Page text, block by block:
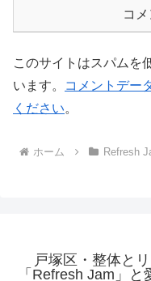
コ
このサイトはスパムを
います。
コメントデー
ください。
ホーム Refresh
戸塚区・整体と
「Refresh Jam」と